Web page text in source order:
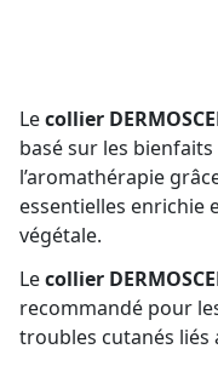
Lecollier
basé sur les
l’aromathérapie
essentielles enrichie
végétale.
Lecollier
recommandé pour
troubles cutanés liés